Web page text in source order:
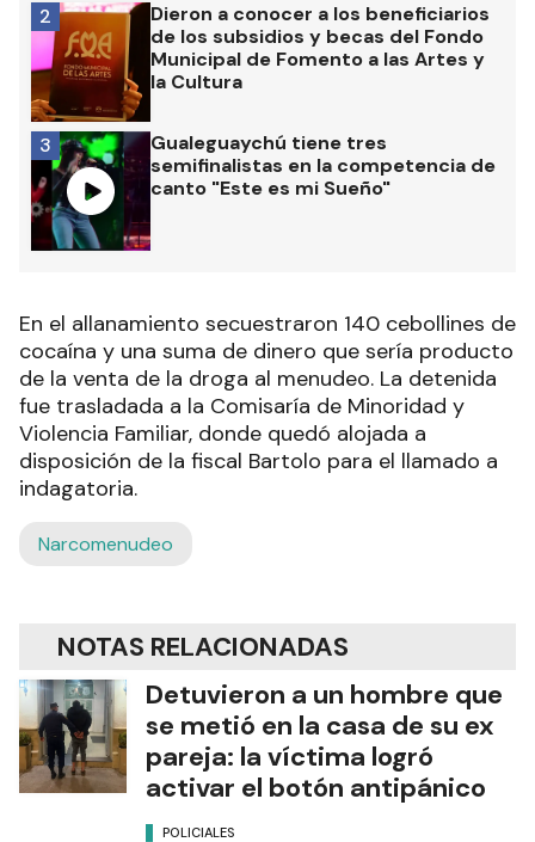
Dieron a conocer a los beneficiarios
de los subsidios y becas del Fondo
Municipal de Fomento a las Artes y
la Cultura
2
Gualeguaychú tiene tres
semifinalistas en la competencia de
canto "Este es mi Sueño"
3
En el allanamiento secuestraron 140 cebollines de
cocaína y una suma de dinero que sería producto
de la venta de la droga al menudeo. La detenida
fue trasladada a la Comisaría de Minoridad y
Violencia Familiar, donde quedó alojada a
disposición de la fiscal Bartolo para el llamado a
indagatoria.
Narcomenudeo
NOTAS RELACIONADAS
Detuvieron a un hombre que
se metió en la casa de su ex
pareja: la víctima logró
activar el botón antipánico
POLICIALES